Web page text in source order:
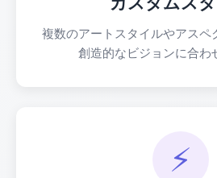
複数のアートスタイルやアスペ
創造的なビジョンに合わ
⚡